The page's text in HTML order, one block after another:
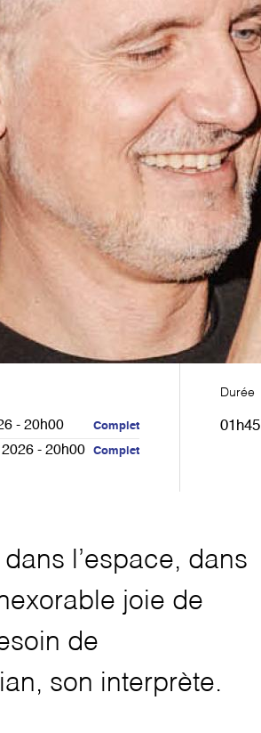
- 20h00 Complet
- 20h00 Complet
Durée
01h45
l’espace, dans
joie de
de
son interprète.